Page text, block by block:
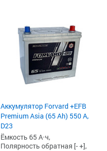
Аккумулятор Forvard +EFB
Premium Asia (65 Ah) 550 А,
D23
Ёмкость 65 А·ч,
Полярность обратная [- +],